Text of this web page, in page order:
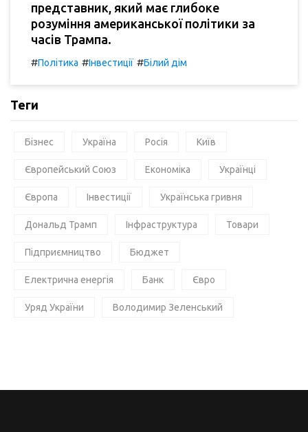
представник, який має глибоке
розуміння американської політики за
часів Трампа.
#Політика #Інвестиції #Білий дім
Теги
Бізнес Україна Росія Київ
Європейський Союз Економіка Українці
Європа Інвестиції Українська гривня
Дональд Трамп Інфраструктура Товари
Підприємництво Бюджет
Електрична енергія Банк Євро
Уряд України Володимир Зеленський